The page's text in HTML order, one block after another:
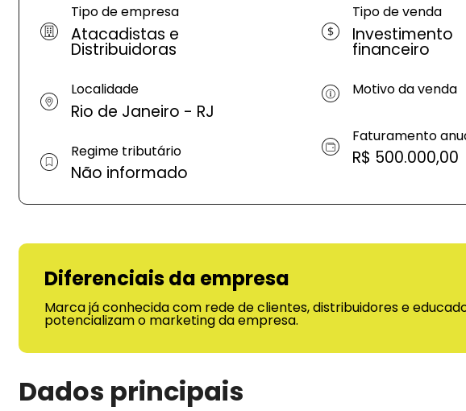
Tipo de empresa
Atacadistas e
Distribuidoras
Localidade
Rio de Janeiro - RJ
Regime tributário
Não informado
Tipo de venda
Investimento
financeiro
Motivo da venda
Faturamento
R$ 500.000,00
Diferenciais da empresa
Marca já conhecida com rede de clientes, distribuidores e
potencializam o marketing da empresa.
Dados principais